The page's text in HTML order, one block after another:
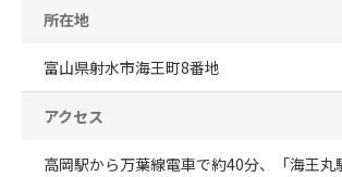
所在地
富山県射水市海王町8番地
アクセス
高岡駅から万葉線電車で約40分、「海王丸